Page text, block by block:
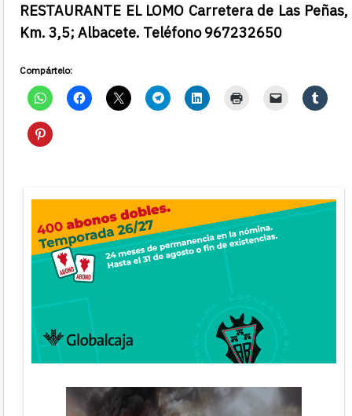
RESTAURANTE EL LOMO Carretera de Las Peñas,
Km. 3,5; Albacete. Teléfono 967232650
Compártelo: